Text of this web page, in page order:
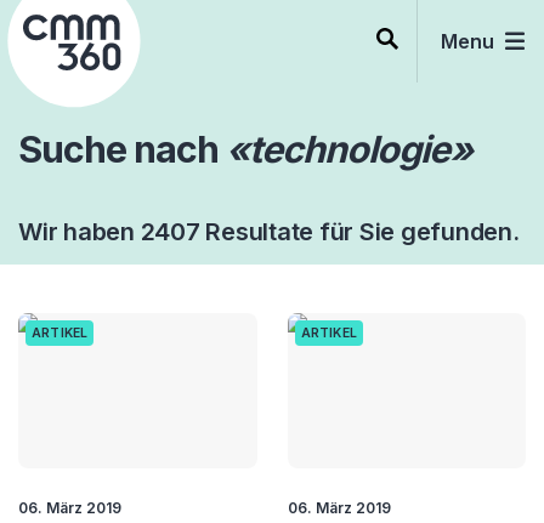
Skip
to
content
Menu
Suche nach «technologie»
Wir haben 2407 Resultate für Sie gefunden.
ARTIKEL
06. März 2019
ARTIKEL
06. März 2019